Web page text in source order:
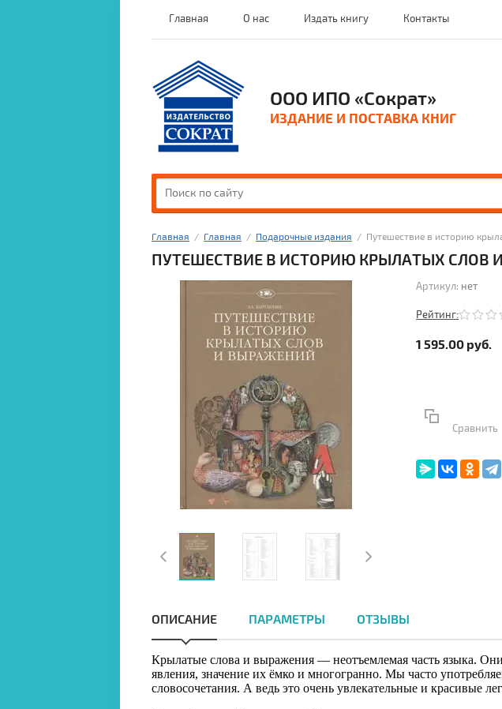
Главная О нас Издать книгу Контакты
ООО ИПО «Сократ»
ИЗДАНИЕ И ПОСТАВКА КНИГ
Главная
  /
Главная
  /
Подарочные издания
/  Путешествие в историю
ПУТЕШЕСТВИЕ В ИСТОРИЮ КРЫЛАТЫХ СЛОВ
Артикул: нет
Рейтинг:
1 595.00 руб.
Сравнить
ОПИСАНИЕ ПАРАМЕТРЫ ОТЗЫВЫ
Крылатые слова и выражения — неотъемлемая часть языка.
явления, значение их ёмко и многогранно. Мы часто
словосочетания. А ведь это очень увлекательные и красивые